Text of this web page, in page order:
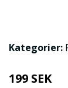
Kategorier:
199 SEK